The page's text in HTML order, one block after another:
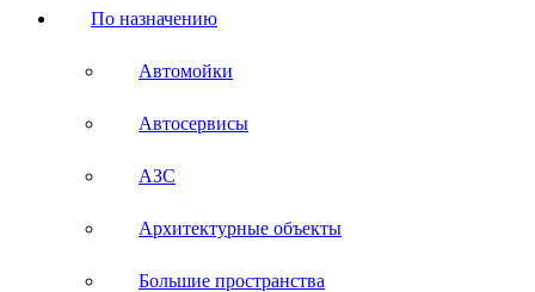
По назначению
Автомойки
Автосервисы
АЗС
Архитектурные объекты
Большие пространства